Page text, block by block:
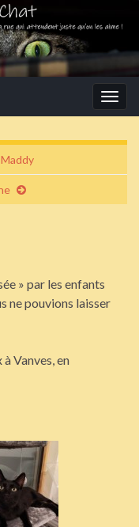
» par les enfants
ne pouvions laisser
Vanves, en